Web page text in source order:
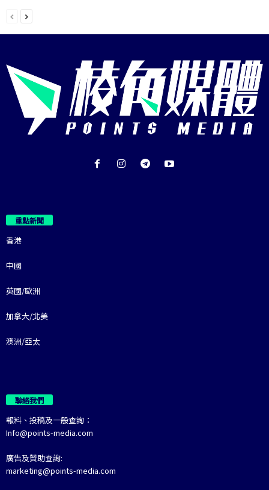
重點新聞
香港
中國
英國/歐洲
加拿大/北美
澳洲/亞太
聯絡我們
報料、投稿及一般查詢：
Info@points-media.com
廣告及贊助查詢:
marketing@points-media.com